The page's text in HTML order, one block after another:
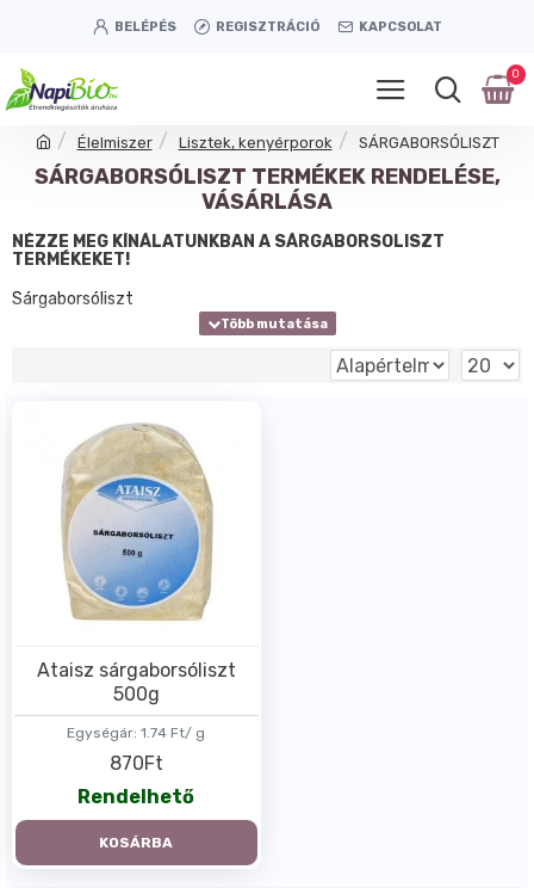
BELÉPÉS REGISZTRÁCIÓ KAPCSOLAT
0
Élelmiszer Lisztek, kenyérporok SÁRGABORSÓLISZT
SÁRGABORSÓLISZT TERMÉKEK RENDELÉSE,
VÁSÁRLÁSA
NÉZZE MEG KÍNÁLATUNKBAN A SÁRGABORSÓLISZT
TERMÉKEKET!
Sárgaborsóliszt
Egységár: 1.74 Ft/ g
Ataisz sárgaborsóliszt
500g
870Ft
Rendelhető
KOSÁRBA